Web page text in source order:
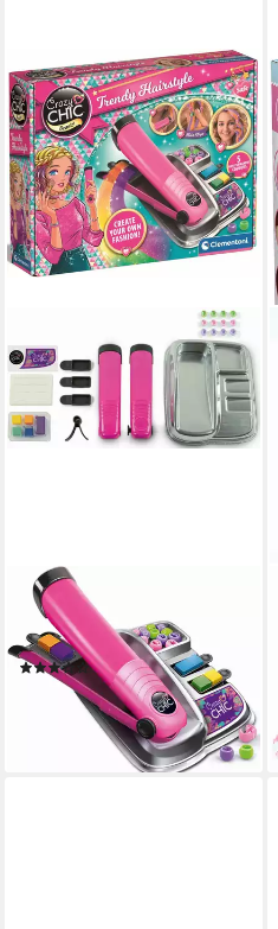
CLEMENTONI®
Kreativset Crazy Chic, Farb-
Hairstyler
(74)
11,97 € UVP16,99 €
lieferbar - in 1-2 Werktagen bei dir